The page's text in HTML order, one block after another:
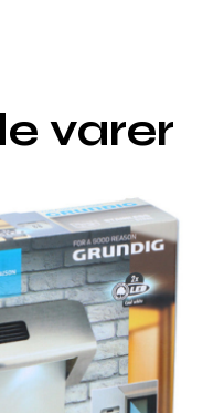
varer